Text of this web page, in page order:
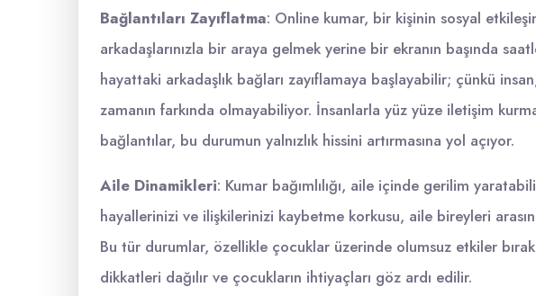
Bağlantıları Zayıflatma: Online kumar, bir kişinin sosyal
arkadaşlarınızla bir araya gelmek yerine bir ekranın başında
hayattaki arkadaşlık bağları zayıflamaya başlayabilir; çünkü
zamanın farkında olmayabiliyor. İnsanlarla yüz yüze iletişim
bağlantılar, bu durumun yalnızlık hissini artırmasına yol açıyor.
Aile Dinamikleri: Kumar bağımlılığı, aile içinde gerilim
hayallerinizi ve ilişkilerinizi kaybetme korkusu, aile bireyleri
Bu tür durumlar, özellikle çocuklar üzerinde olumsuz etkiler
dikkatleri dağılır ve çocukların ihtiyaçları göz ardı edilir.